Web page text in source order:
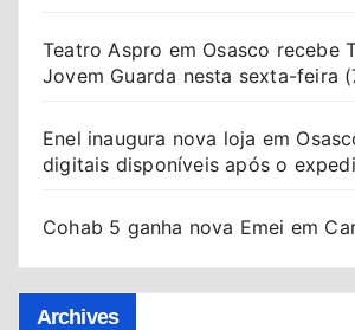
Teatro Aspro em Osasco recebe
Jovem Guarda nesta sexta-feira
Enel inaugura nova loja em
digitais disponíveis após o
Cohab 5 ganha nova Emei em
Archives